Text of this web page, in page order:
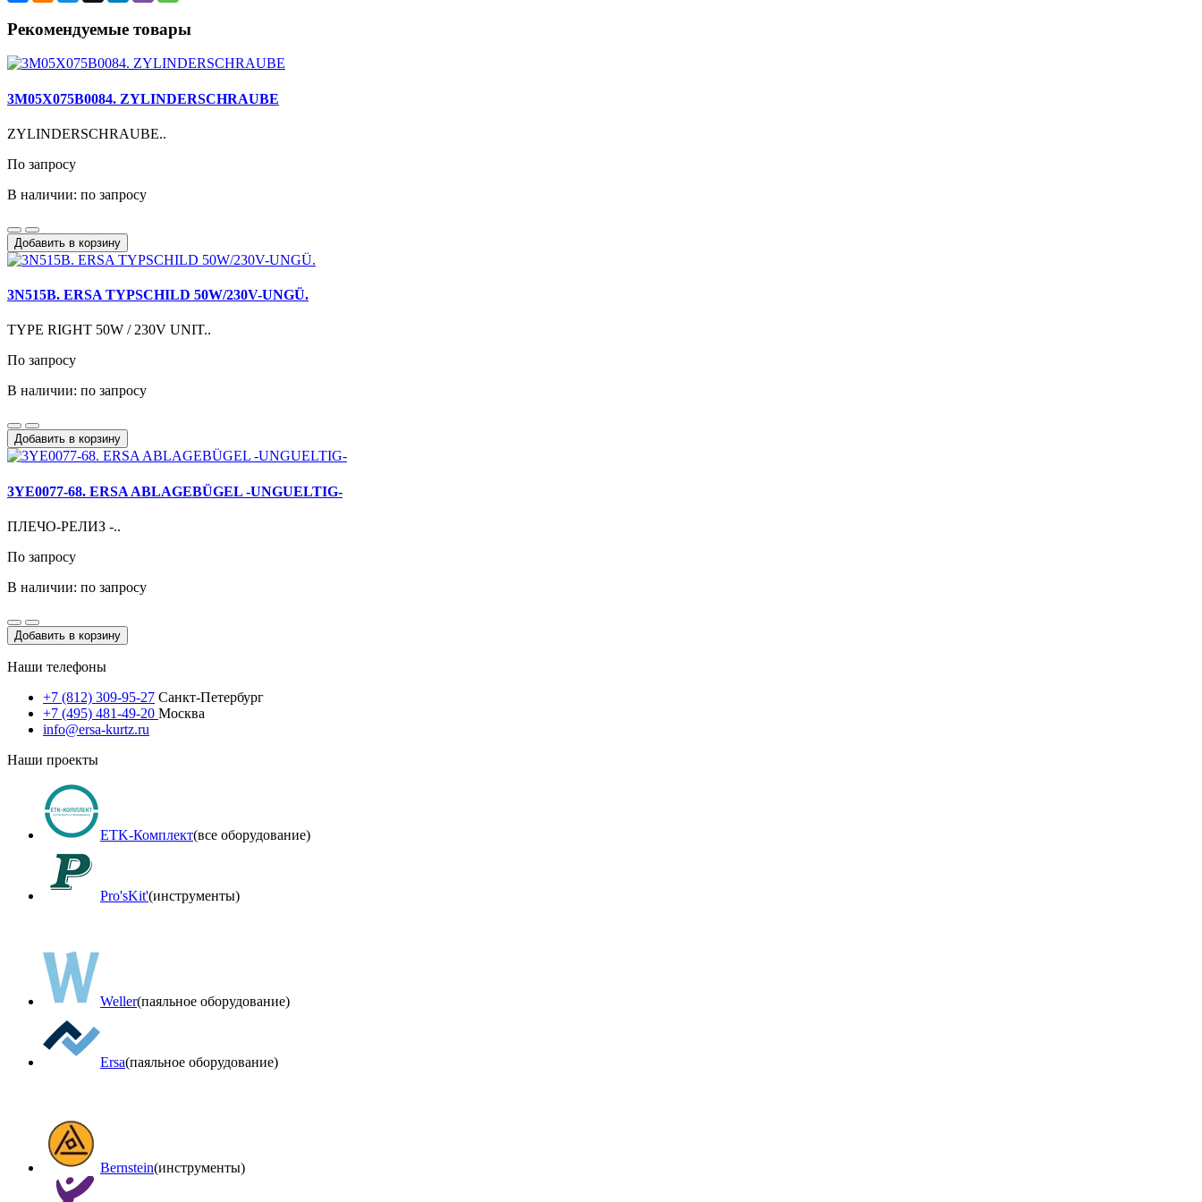
Рекомендуемые товары
3M05X075B0084. ZYLINDERSCHRAUBE
ZYLINDERSCHRAUBE..
По запросу
В наличии: по запросу
Добавить в корзину
3N515B. ERSA TYPSCHILD 50W/230V-UNGÜ.
TYPE RIGHT 50W / 230V UNIT..
По запросу
В наличии: по запросу
Добавить в корзину
3YE0077-68. ERSA ABLAGEBÜGEL -UNGUELTIG-
ПЛЕЧО-РЕЛИЗ -..
По запросу
В наличии: по запросу
Добавить в корзину
Наши телефоны
+7 (812) 309-95-27 Санкт-Петербург
+7 (495) 481-49-20 Москва
info@ersa-kurtz.ru
Наши проекты
ETK-Комплект(все оборудование)
Pro'sKit'(инструменты)
Weller(паяльное оборудование)
Ersa(паяльное оборудование)
Bernstein(инструменты)